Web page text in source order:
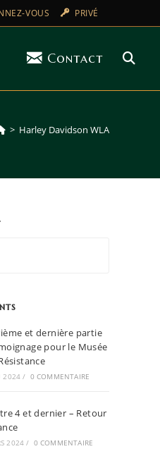
VOUS PRIVÉ
Contact
> Harley Davidson WLA
et dernière partie
pour le Musée
2024 / 0 COMMENTAIRE
4 et dernier – Retour
2024 / 0 COMMENTAIRE